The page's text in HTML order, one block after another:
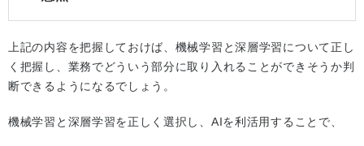
上記の内容を把握しておけば、機械学習と深層学習について正し
く把握し、業務でどういう部分に取り入れることができそうか判
断できるようになるでしょう。
機械学習と深層学習を正しく選択し、AIを利活用することで、